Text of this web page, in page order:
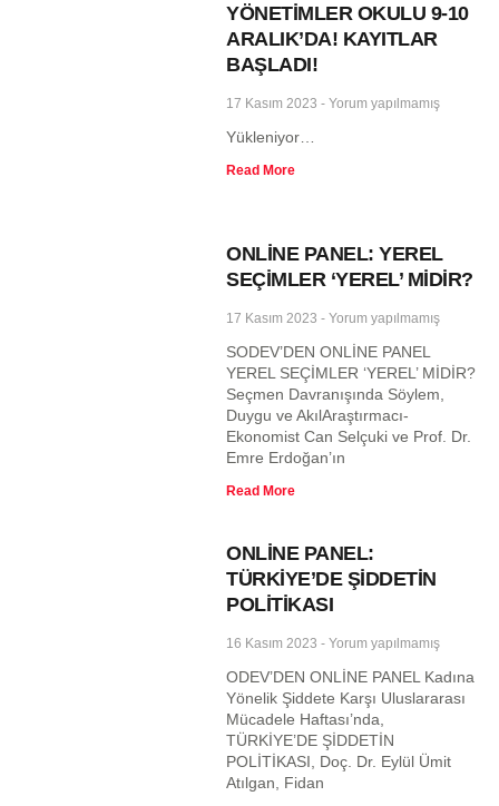
YÖNETİMLER OKULU 9-10
ARALIK’DA! KAYITLAR
BAŞLADI!
17 Kasım 2023 Yorum yapılmamış
Yükleniyor…
Read More
ONLİNE PANEL: YEREL
SEÇİMLER ‘YEREL’ MİDİR?
17 Kasım 2023 Yorum yapılmamış
SODEV’DEN ONLİNE PANEL
YEREL SEÇİMLER ‘YEREL’ MİDİR?
Seçmen Davranışında Söylem,
Duygu ve AkılAraştırmacı-
Ekonomist Can Selçuki ve Prof. Dr.
Emre Erdoğan’ın
Read More
ONLİNE PANEL:
TÜRKİYE’DE ŞİDDETİN
POLİTİKASI
16 Kasım 2023 Yorum yapılmamış
ODEV’DEN ONLİNE PANEL Kadına
Yönelik Şiddete Karşı Uluslararası
Mücadele Haftası’nda,
TÜRKİYE’DE ŞİDDETİN
POLİTİKASI, Doç. Dr. Eylül Ümit
Atılgan, Fidan